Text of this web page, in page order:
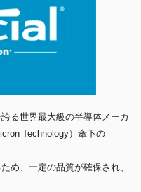
る世界最大級の半導体メーカ
Technology）傘下の
め、一定の品質が確保され、